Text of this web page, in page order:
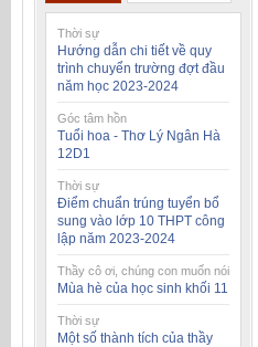
Thời sự
Hướng dẫn chi tiết về quy
trình chuyển trường đợt đầu
năm học 2023-2024
Góc tâm hồn
Tuổi hoa - Thơ Lý Ngân Hà
12D1
Thời sự
Điểm chuẩn trúng tuyển bổ
sung vào lớp 10 THPT công
lập năm 2023-2024
Thầy cô ơi, chúng con muốn nói
Mùa hè của học sinh khối 11
Thời sự
Một số thành tích của thầy